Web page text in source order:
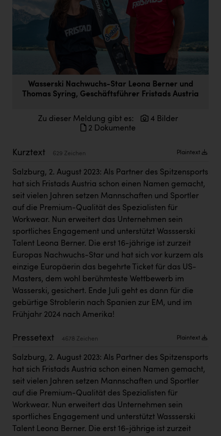
Doppler Gruppe
Fristads Austria
HIG Infomotion Group
IFE Austria GmbH
INTERSPAR
INTERSPORT Austria
Jesolo
Jane Goodall Institute Austria
Kärcher
Karin Liedl
KEBA
KIWI Kinderwunsch Institut Dr. Loimer
KLIPP Frisör
Kleider Bauer
Kremsmüller Anlagenbau GmbH
Maximarkt
Oldtimer Raststationen und Motorhotels
Österreichischer Kachelofenverband
Passage Linz
Wasserski Nachwuchs-Star Leona Berner und
Thomas Syring, Geschäftsführer Fristads Austria
Zu dieser Meldung gibt es:
4 Bilder
2 Dokumente
Kurztext 629 Zeichen Plaintext
Salzburg, 2. August 2023: Als Partner des Spitzensports
hat sich Fristads Austria schon einen Namen gemacht,
seit vielen Jahren setzen Mannschaften und Sportler
auf die Premium-Qualität des Spezialisten für
Workwear. Nun erweitert das Unternehmen sein
sportliches Engagement und unterstützt Wassserski
Talent Leona Berner. Die erst 16-jährige ist zurzeit
Europas Nachwuchs-Star und hat sich vor kurzem als
einzige Europäerin das begehrte Ticket für das US-
Masters, dem wohl berühmteste Wettbewerb im
Wasserski, gesichert. Ende Juli geht es dann für die
gebürtige Stroblerin nach Spanien zur EM, und im
Frühjahr 2024 nach Amerika!
Pressetext 4678 Zeichen Plaintext
Salzburg, 2. August 2023: Als Partner des Spitzensports
hat sich Fristads Austria schon einen Namen gemacht,
seit vielen Jahren setzen Mannschaften und Sportler
auf die Premium-Qualität des Spezialisten für
Workwear. Nun erweitert das Unternehmen sein
sportliches Engagement und unterstützt Wassserski
Talent Leona Berner. Die erst 16-jährige ist zurzeit